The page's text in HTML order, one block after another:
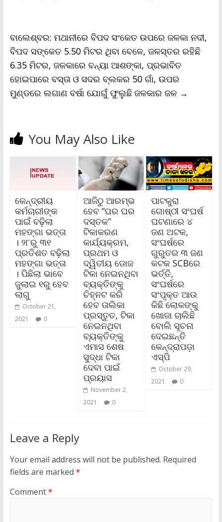
ବାଲେଶ୍ବର: ମଥାନୀରେ ବିପଦ ସଂକେତ ଉପରେ ଜଳକା ନଦୀ,
ବିପଦ ସଙ୍କେତ 5.50 ମିଟର ଥିବା ବେଳେ, ଜଳସ୍ତର ରହିଛି
6.35 ମିଟର, ଜଳକାରେ ବନ୍ୟା ଆଶଙ୍କା, ପ୍ରଭାବିତ
ହୋଇପାରେ ବସ୍ତା ଓ ସଦର ବ୍ଲକର 50 ଗାଁ, ଉପର
ମୁଣ୍ଡରେ ଲଗାଣ ବର୍ଷା ଯୋଗୁଁ ଫୁଲୁଛି ଜଳକାର ଜଳ →
You May Also Like
କେନ୍ଦ୍ରୀୟ
କର୍ମଚାରୀଙ୍କ
ପାଇଁ ବଢ଼ିଲା
ମହଙ୍ଗା ଭତ୍ତା
। ୨୮ରୁ ୩୧
ପ୍ରତିଶତ ବଢ଼ିଲା
ମହଙ୍ଗା ଭତ୍ତା
। ପିଛିଲା ଭାବେ
ଜୁଲାଇ ୧ରୁ ହେବ
ଲାଗୁ
October 21,
2021
0
ଆଜିଠୁ ଆରମ୍ଭ
ହେବ “ଘର ଘର
ଦସ୍ତକ”
ଟିକାକରଣ
କାର୍ଯ୍ୟକ୍ରମ,
ପ୍ରଥମ ଓ
ଦ୍ୱିତୀୟ ଡୋଜ
ଟିକା ନେଇନଥିବା
ବ୍ୟକ୍ତିଙ୍କୁ
ଚିହ୍ନଟ କରି
ହେବ ତାଲିକା
ପ୍ରସ୍ତୁତ, ଟିକା
ନେଇନଥିବା
ବ୍ୟକ୍ତିଙ୍କୁ
ଏମାସ ଶେଷ
ସୁଦ୍ଧା ଟିକା
ଦେବା ପାଇଁ
ପ୍ରୟାସ
November 2,
2021
0
ପାଟକୁରା
ଗୋଷ୍ଠୀ ସଂଘର୍ଷ
ଘଟଣାରେ ୪
ଜଣ ଅଟକ,
ସଂଘର୍ଷରେ
ଗୁରୁତର ୩ ଜଣ
କଟକ SCBରେ
ଭର୍ତ୍ତି,
ସଂଘର୍ଷରେ
ସଂପୃକ୍ତ ଆଉ
କିଛି ଲୋକଙ୍କୁ
ଖୋଜା ଚାଲିଛି
ବୋଲି ସୂଚନା
ଦେଇଛନ୍ତି
କେନ୍ଦ୍ରାପଡ଼ା
ଏସ୍‌ପି
October 29,
2021
0
Leave a Reply
Your email address will not be published. Required
fields are marked *
Comment*